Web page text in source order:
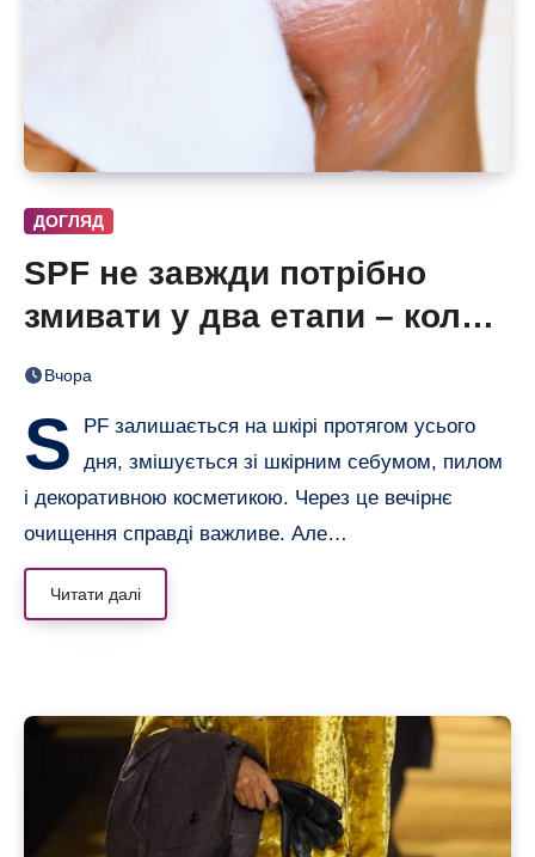
ДОГЛЯД
SPF не завжди потрібно
змивати у два етапи – коли
одного очищення достатньо
Вчора
S
PF залишається на шкірі протягом усього
дня, змішується зі шкірним себумом, пилом
і декоративною косметикою. Через це вечірнє
очищення справді важливе. Але…
Читати далі